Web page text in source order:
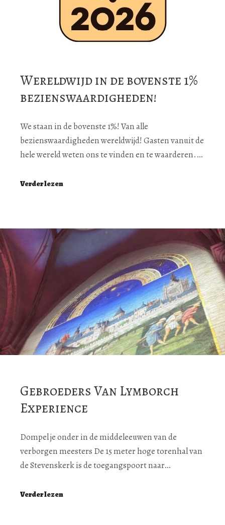
Wereldwijd in de bovenste 1%
bezienswaardigheden!
We staan in de bovenste 1%! Van alle
bezienswaardigheden wereldwijd! Gasten vanuit de
hele wereld weten ons te vinden en te waarderen.…
Verder lezen
Gebroeders Van Lymborch
Experience
Dompel je onder in de middeleeuwen van de
verborgen meesters De 15 meter hoge torenhal van
de Stevenskerk is de toegangspoort naar…
Verder lezen